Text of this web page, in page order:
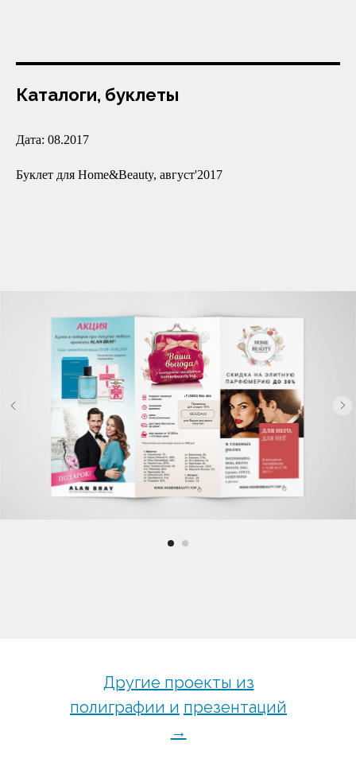
Каталоги, буклеты
Дата: 08.2017
Буклет для Home&Beauty, август'2017
Другие проекты из
полиграфии и презентаций
→